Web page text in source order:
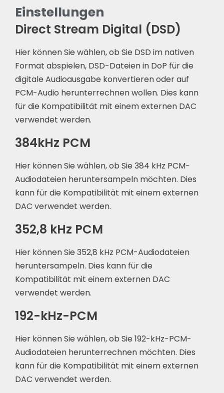
Einstellungen
Direct Stream Digital (DSD)
Hier können Sie wählen, ob Sie DSD im nativen
Format abspielen, DSD-Dateien in DoP für die
digitale Audioausgabe konvertieren oder auf
PCM-Audio herunterrechnen wollen. Dies kann
für die Kompatibilität mit einem externen DAC
verwendet werden.
384kHz PCM
Hier können Sie wählen, ob Sie 384 kHz PCM-
Audiodateien heruntersampeln möchten. Dies
kann für die Kompatibilität mit einem externen
DAC verwendet werden.
352,8 kHz PCM
Hier können Sie 352,8 kHz PCM-Audiodateien
heruntersampeln. Dies kann für die
Kompatibilität mit einem externen DAC
verwendet werden.
192-kHz-PCM
Hier können Sie wählen, ob Sie 192-kHz-PCM-
Audiodateien herunterrechnen möchten. Dies
kann für die Kompatibilität mit einem externen
DAC verwendet werden.